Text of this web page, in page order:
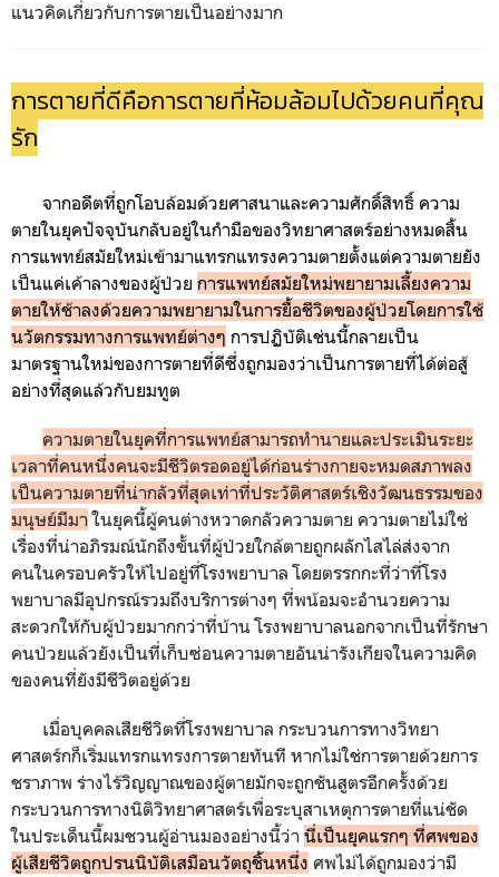
แนวคิดเกี่ยวกับการตายเป็นอย่างมาก
การตายที่ดีคือการตายที่ห้อมล้อมไปด้วยคนที่คุณ
รัก
จากอดีตที่ถูกโอบล้อมด้วยศาสนาและความศักดิ์สิทธิ์ ความ
ตายในยุคปัจจุบันกลับอยู่ในกำมือของวิทยาศาสตร์อย่างหมดสิ้น
การแพทย์สมัยใหม่เข้ามาแทรกแทรงความตายตั้งแต่ความตายยัง
เป็นแค่เค้าลางของผู้ป่วย การแพทย์สมัยใหม่พยายามเลี้ยงความ
ตายให้ช้าลงด้วยความพยายามในการยื้อชีวิตของผู้ป่วยโดยการใช้
นวัตกรรมทางการแพทย์ต่างๆ การปฏิบัติเช่นนี้กลายเป็น
มาตรฐานใหม่ของการตายที่ดีซึ่งถูกมองว่าเป็นการตายที่ได้ต่อสู้
อย่างที่สุดแล้วกับยมทูต
ความตายในยุคที่การแพทย์สามารถทำนายและประเมินระยะ
เวลาที่คนหนึ่งคนจะมีชีวิตรอดอยู่ได้ก่อนร่างกายจะหมดสภาพลง
เป็นความตายที่น่ากลัวที่สุดเท่าที่ประวัติศาสตร์เชิงวัฒนธรรมของ
มนุษย์มีมา ในยุคนี้ผู้คนต่างหวาดกลัวความตาย ความตายไม่ใช่
เรื่องที่น่าอภิรมณ์นักถึงขั้นที่ผู้ป่วยใกล้ตายถูกผลักไสไล่ส่งจาก
คนในครอบครัวให้ไปอยู่ที่โรงพยาบาล โดยตรรกกะที่ว่าที่โรง
พยาบาลมีอุปกรณ์รวมถึงบริการต่างๆ ที่พน้อมจะอำนวยความ
สะดวกให้กับผู้ป่วยมากกว่าที่บ้าน โรงพยาบาลนอกจากเป็นที่รักษา
คนป่วยแล้วยังเป็นที่เก็บซ่อนความตายอันน่ารังเกียจในความคิด
ของคนที่ยังมีชีวิตอยู่ด้วย
เมื่อบุคคลเสียชีวิตที่โรงพยาบาล กระบวนการทางวิทยา
ศาสตร์กก็เริ่มแทรกแทรงการตายทันที หากไม่ใช่การตายด้วยการ
ชราภาพ ร่างไร้วิญญาณของผู้ตายมักจะถูกชันสูตรอีกครั้งด้วย
กระบวนการทางนิติวิทยาศาสตร์เพื่อระบุสาเหตุการตายที่แน่ชัด
ในประเด็นนี้ผมชวนผู้อ่านมองอย่างนี้ว่า นี่เป็นยุคแรกๆ ที่ศพของ
ผู้เสียชีวิตถูกปรนนิบัติเสมือนวัตถุชิ้นหนึ่ง ศพไม่ได้ถูกมองว่ามี